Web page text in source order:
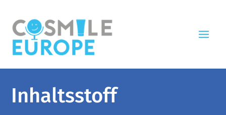
Inhaltsstoff